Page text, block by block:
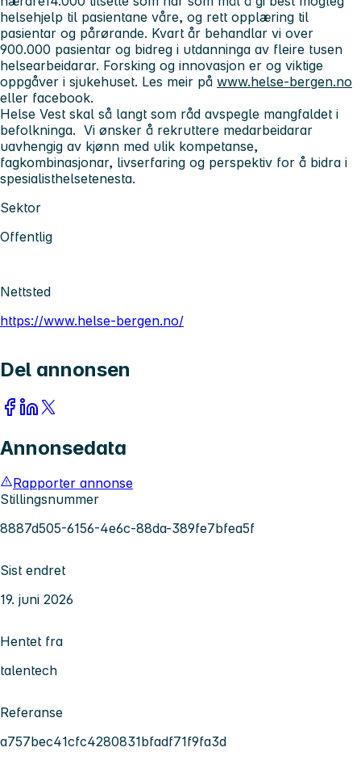
helsehjelp til pasientane våre, og rett opplæring til
pasientar og pårørande. Kvart år behandlar vi over
900.000 pasientar og bidreg i utdanninga av fleire tusen
helsearbeidarar. Forsking og innovasjon er og viktige
oppgåver i sjukehuset. Les meir på www.helse-bergen.no
eller facebook.
Helse Vest skal så langt som råd avspegle mangfaldet i
befolkninga. Vi ønsker å rekruttere medarbeidarar
uavhengig av kjønn med ulik kompetanse,
fagkombinasjonar, livserfaring og perspektiv for å bidra i
spesialisthelsetenesta.
Sektor
Offentlig
Nettsted
https://www.helse-bergen.no/
Del annonsen
Annonsedata
Rapporter annonse
Stillingsnummer
8887d505-6156-4e6c-88da-389fe7bfea5f
Sist endret
19. juni 2026
Hentet fra
talentech
Referanse
a757bec41cfc4280831bfadf71f9fa3d